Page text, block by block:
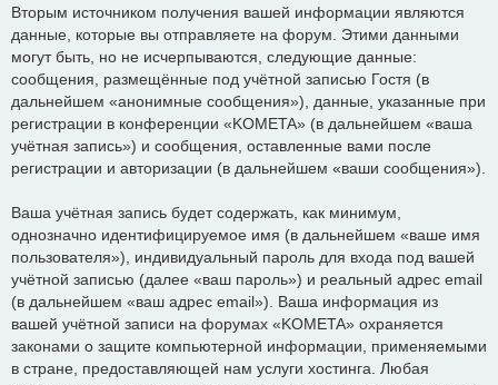
Вторым источником получения вашей информации являются
данные, которые вы отправляете на форум. Этими данными
могут быть, но не исчерпываются, следующие данные:
сообщения, размещённые под учётной записью Гостя (в
дальнейшем «анонимные сообщения»), данные, указанные при
регистрации в конференции «KOMETA» (в дальнейшем «ваша
учётная запись») и сообщения, оставленные вами после
регистрации и авторизации (в дальнейшем «ваши сообщения»).
Ваша учётная запись будет содержать, как минимум,
однозначно идентифицируемое имя (в дальнейшем «ваше имя
пользователя»), индивидуальный пароль для входа под вашей
учётной записью (далее «ваш пароль») и реальный адрес email
(в дальнейшем «ваш адрес email»). Ваша информация из
вашей учётной записи на форумах «KOMETA» охраняется
законами о защите компьютерной информации, применяемыми
в стране, предоставляющей нам услуги хостинга. Любая